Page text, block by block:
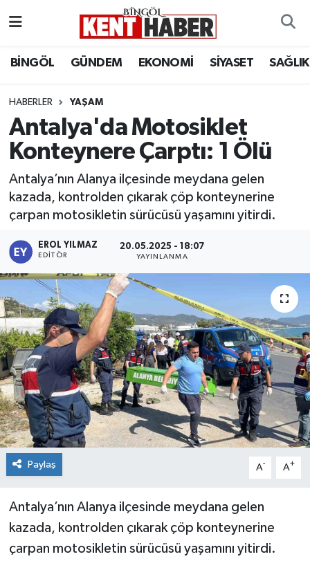
BİNGÖL GÜNDEM EKONOMİ SİYASET SAĞLIK
HABERLER YAŞAM
Antalya'da Motosiklet
Konteynere Çarptı: 1 Ölü
Antalya’nın Alanya ilçesinde meydana gelen
kazada, kontrolden çıkarak çöp konteynerine
çarpan motosikletin sürücüsü yaşamını yitirdi.
EROL YILMAZ
EDITÖR
20.05.2025 - 18:07
YAYINLANMA
Paylaş A- A+
Antalya’nın Alanya ilçesinde meydana gelen
kazada, kontrolden çıkarak çöp konteynerine
çarpan motosikletin sürücüsü yaşamını yitirdi.
BİLİM-TEKNOLOJİ
DÜNYA
EĞİTİM
EKONOMİ
KARLIOVA
KİĞI
MERKEZ
RESMİ İLANLAR
SAĞLIK
SİYASET
SOLHAN
SPOR
Bingöl Hava Durumu
Bingöl Namaz Vakitleri
Bingöl Trafik Yoğunluk Haritası
Süper Lig Puan Durumu ve Fikstür
Haber Arşivi